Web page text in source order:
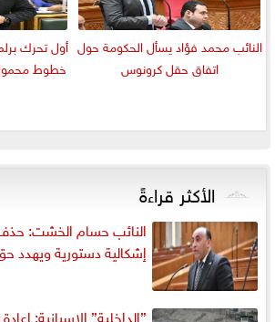
النائب محمد فؤاد يسأل الحكومة حول
اتفاق حقل كرونوس
أول تحرك
خطوط
الأكثر قراءةً
النائب حسام الخشت: حذف
إشكالية دستورية ويهدد